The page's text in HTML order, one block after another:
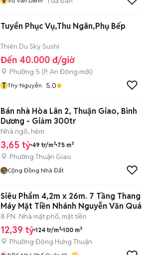
Tuyển Phục Vụ,Thu Ngân,Phụ Bếp
Thiên Du Sky Sushi
Đến 40.000 đ/giờ
Phường 5 (P. An Đông mới)
T Thy Nguyễn 5.0
Bán nhà Hòa Lân 2, Thuận Giao, Bình
Dương - Giảm 300tr
Nhà ngõ, hẻm
3,65 tỷ 49 tr/m² 75 m²
Phường Thuận Giao
Cộng Đồng Nhà Đất
Siêu Phẩm 4,2m x 26m. 7 Tầng Thang
Máy Mặt Tiền Nhánh Nguyễn Văn Quá
8 PN Nhà mặt phố, mặt tiền
12,39 tỷ 124 tr/m² 100 m²
Phường Đông Hưng Thuận